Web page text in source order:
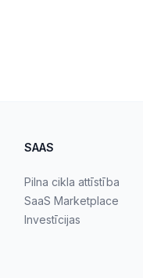
SAAS
Pilna cikla attīstība
SaaS Marketplace
Investīcijas